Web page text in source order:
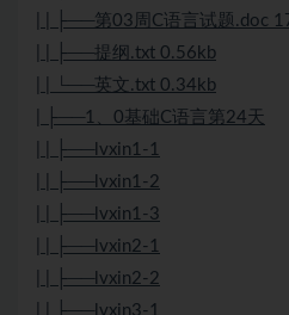
| | ├──第03周C语言试题.doc
| | ├──提纲.txt 0.56kb
| | └──英文.txt 0.34kb
| ├──1、0基础C语言第24天
| | ├──lvxin1-1
| | ├──lvxin1-2
| | ├──lvxin1-3
| | ├──lvxin2-1
| | ├──lvxin2-2
| | ├──lvxin3-1